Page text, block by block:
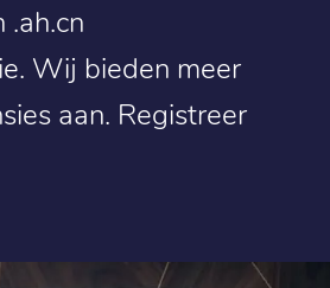
.ah.cn
Wij bieden meer
aan. Registreer